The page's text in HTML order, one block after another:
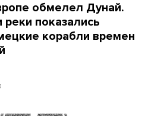
обмелел Дунай.
реки показались
корабли времен